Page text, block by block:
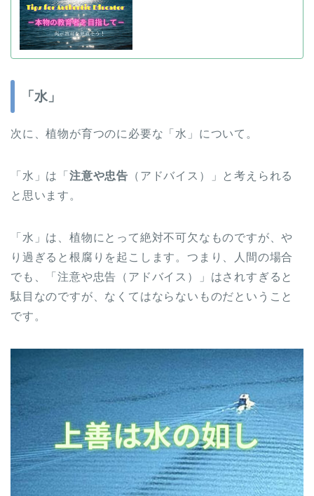
「水」
次に、植物が育つのに必要な「水」について。
「水」は「 注意や忠告 （アドバイス）」と考えられる
と思います。
「水」は、植物にとって絶対不可欠なものですが、や
り過ぎると根腐りを起こします。つまり、人間の場合
でも、「注意や忠告（アドバイス）」はされすぎると
駄目なのですが、なくてはならないものだということ
です。